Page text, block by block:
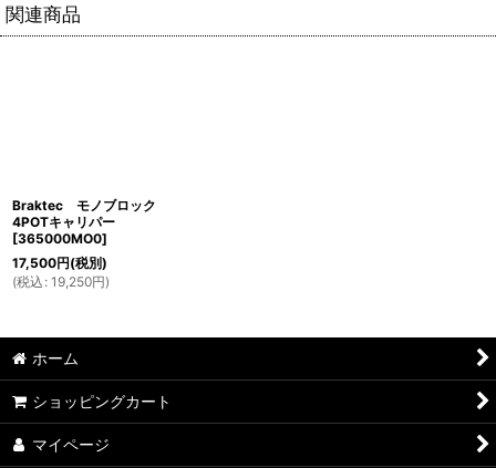
関連商品
Braktec モノブロック
4POTキャリパー
[365000MO0]
17,500円(税別)
(税込 : 19,250円)
ホーム
ショッピングカート
マイページ